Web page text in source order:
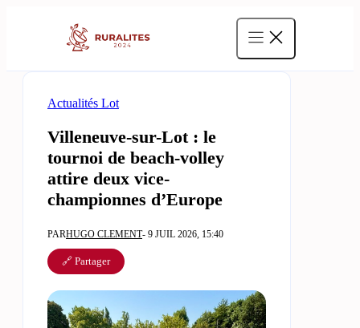
Actualités Lot
Villeneuve-sur-Lot : le
tournoi de beach-volley
attire deux vice-
championnes d’Europe
PARHUGO CLEMENT- 9 JUIL 2026, 15:40
🔗 Partager